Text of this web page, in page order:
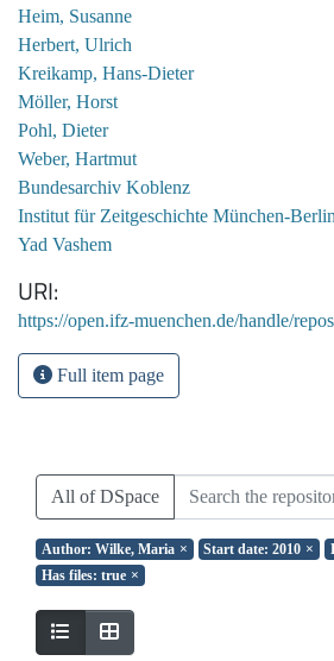
Heim, Susanne
Herbert, Ulrich
Kreikamp, Hans-Dieter
Möller, Horst
Pohl, Dieter
Weber, Hartmut
Bundesarchiv Koblenz
Institut für Zeitgeschichte München-Berlin
Yad Vashem
URI
https://open.ifz-muenchen.de/handle/
Full item page
All of DSpace
Author: Wilke, Maria × Start date: 2010 ×
Has files: true ×